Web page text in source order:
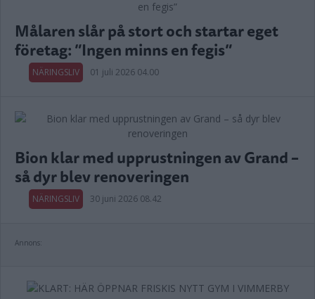
Målaren slår på stort och startar eget
företag: ”Ingen minns en fegis”
NÄRINGSLIV 01 juli 2026 04.00
Bion klar med upprustningen av Grand –
så dyr blev renoveringen
NÄRINGSLIV 30 juni 2026 08.42
Annons: